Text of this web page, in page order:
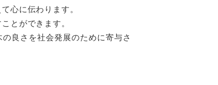
心に伝わります。
とができます。
良さを社会発展のために寄与さ